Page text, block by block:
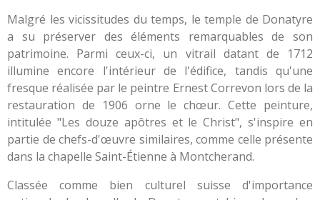
Malgré les vicissitudes du temps, le temple de Donatyre
a su préserver des éléments remarquables de son
patrimoine. Parmi ceux-ci, un vitrail datant de 1712
illumine encore l'intérieur de l'édifice, tandis qu'une
fresque réalisée par le peintre Ernest Correvon lors de la
restauration de 1906 orne le chœur. Cette peinture,
intitulée "Les douze apôtres et le Christ", s'inspire en
partie de chefs-d'œuvre similaires, comme celle présente
dans la chapelle Saint-Étienne à Montcherand.
Classée comme bien culturel suisse d'importance